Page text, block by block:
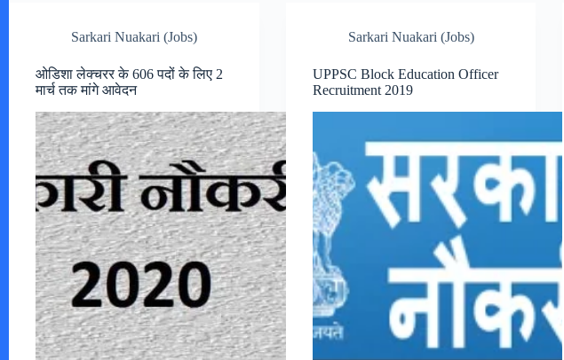
Sarkari Nuakari (Jobs)
ओडिशा लेक्चरर के 606 पदों के लिए 2
मार्च तक मांगे आवेदन
Sarkari Nuakari (Jobs)
UPPSC Block Education Officer
Recruitment 2019